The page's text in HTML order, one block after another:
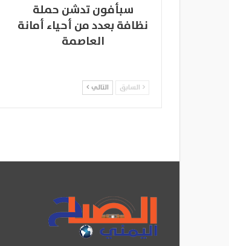
سبأفون تدشن حملة
نظافة بعدد من أحياء أمانة
العاصمة
السابق التالي